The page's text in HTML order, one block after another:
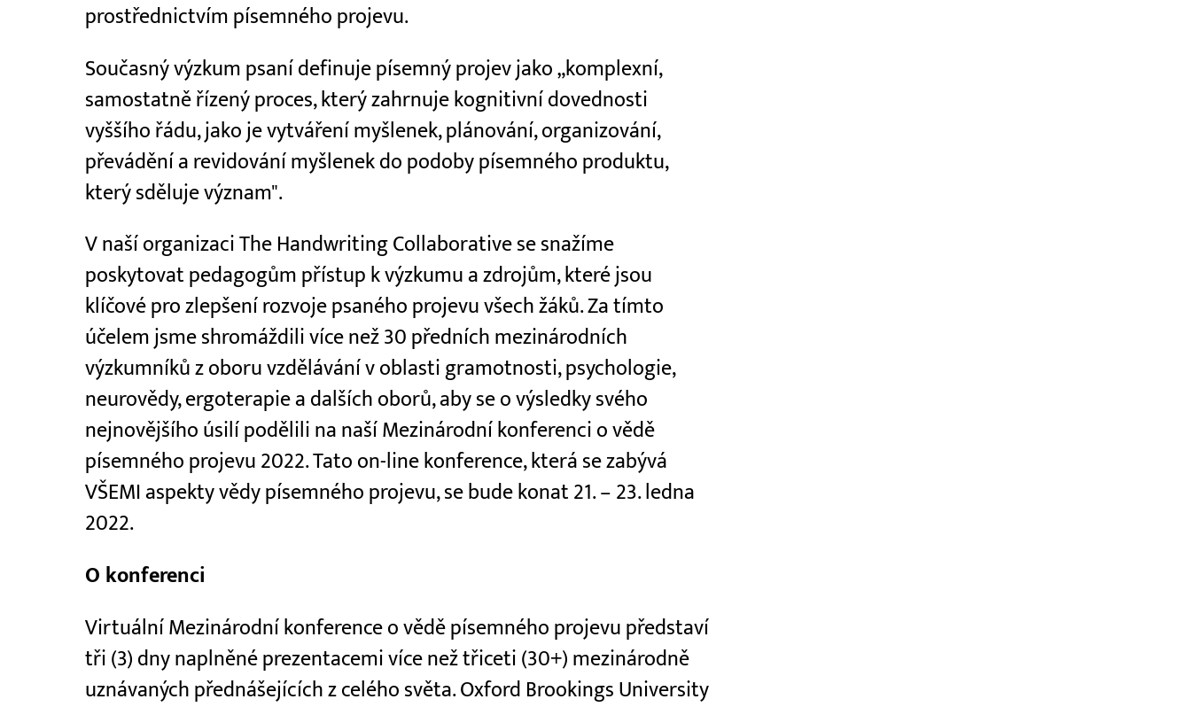
prostřednictvím písemného projevu.
Současný výzkum psaní definuje písemný projev jako „komplexní,
samostatně řízený proces, který zahrnuje kognitivní dovednosti
vyššího řádu, jako je vytváření myšlenek, plánování, organizování,
převádění a revidování myšlenek do podoby písemného produktu,
který sděluje význam".
V naší organizaci The Handwriting Collaborative se snažíme
poskytovat pedagogům přístup k výzkumu a zdrojům, které jsou
klíčové pro zlepšení rozvoje psaného projevu všech žáků. Za tímto
účelem jsme shromáždili více než 30 předních mezinárodních
výzkumníků z oboru vzdělávání v oblasti gramotnosti, psychologie,
neurovědy, ergoterapie a dalších oborů, aby se o výsledky svého
nejnovějšího úsilí podělili na naší Mezinárodní konferenci o vědě
písemného projevu 2022. Tato on-line konference, která se zabývá
VŠEMI aspekty vědy písemného projevu, se bude konat 21. – 23. ledna
2022.
O konferenci
Virtuální Mezinárodní konference o vědě písemného projevu představí
tři (3) dny naplněné prezentacemi více než třiceti (30+) mezinárodně
uznávaných přednášejících z celého světa. Oxford Brookings University